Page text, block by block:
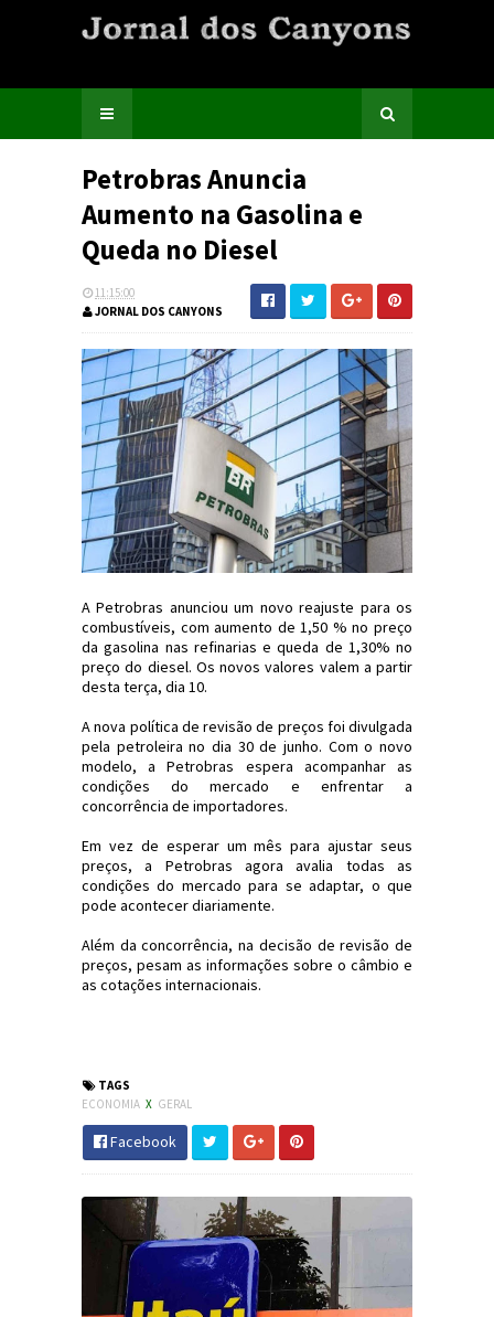
Petrobras Anuncia
Aumento na Gasolina e
Queda no Diesel
11:15:00
JORNAL DOS CANYONS
A Petrobras anunciou um novo reajuste para os
combustíveis, com aumento de 1,50 % no preço
da gasolina nas refinarias e queda de 1,30% no
preço do diesel. Os novos valores valem a partir
desta terça, dia 10.
A nova política de revisão de preços foi divulgada
pela petroleira no dia 30 de junho. Com o novo
modelo, a Petrobras espera acompanhar as
condições do mercado e enfrentar a
concorrência de importadores.
Em vez de esperar um mês para ajustar seus
preços, a Petrobras agora avalia todas as
condições do mercado para se adaptar, o que
pode acontecer diariamente.
Além da concorrência, na decisão de revisão de
preços, pesam as informações sobre o câmbio e
as cotações internacionais.
TAGS
ECONOMIA X GERAL
Facebook